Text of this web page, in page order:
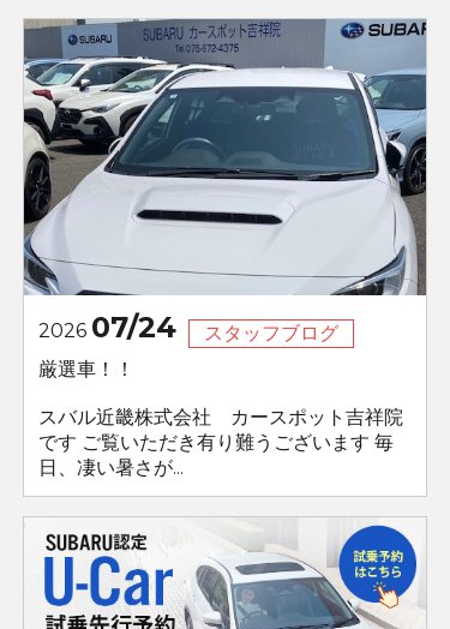
2026 07/24
スタッフブログ
厳選車！！
スバル近畿株式会社 カースポット吉祥院
です ご覧いただき有り難うございます 毎
日、凄い暑さが...